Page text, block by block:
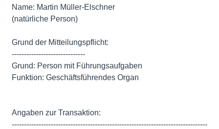
Name: Martin Müller-Elschner
(natürliche Person)
Grund der Mitteilungspflicht:
------------------------------
Grund: Person mit Führungsaufgaben
Funktion: Geschäftsführendes Organ
Angaben zur Transaktion:
--------------------------------------------------------------------------------